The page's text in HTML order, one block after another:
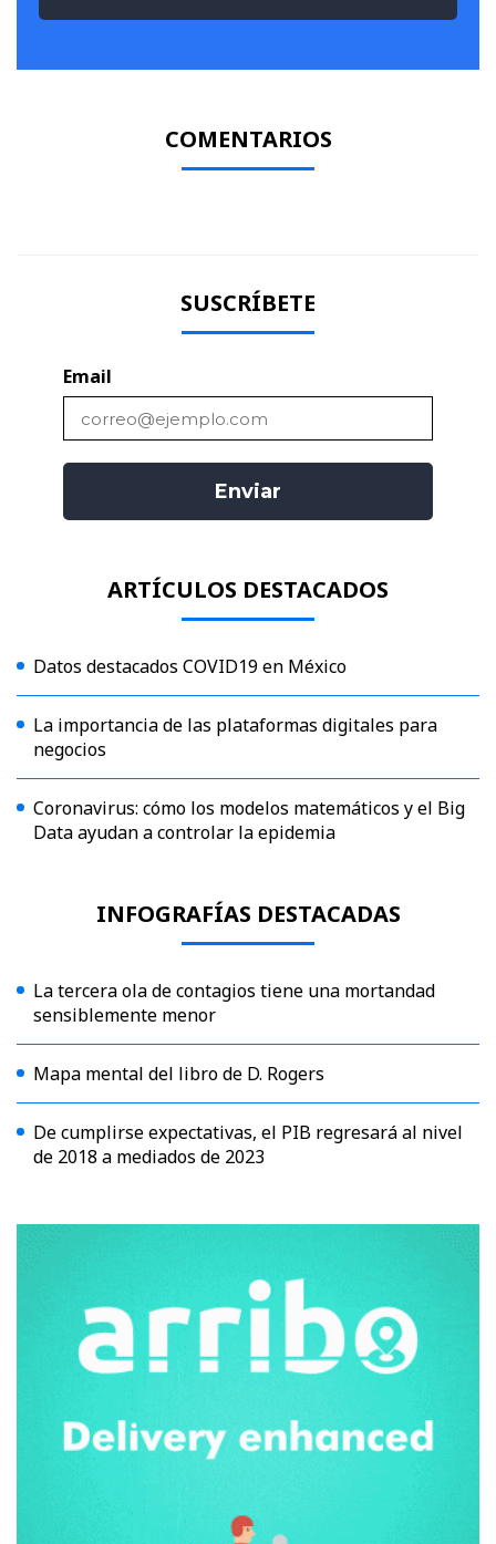
COMENTARIOS
SUSCRÍBETE
Email
ARTÍCULOS DESTACADOS
Datos destacados COVID19 en México
La importancia de las plataformas digitales para
negocios
Coronavirus: cómo los modelos matemáticos y el Big
Data ayudan a controlar la epidemia
INFOGRAFÍAS DESTACADAS
La tercera ola de contagios tiene una mortandad
sensiblemente menor
Mapa mental del libro de D. Rogers
De cumplirse expectativas, el PIB regresará al nivel
de 2018 a mediados de 2023